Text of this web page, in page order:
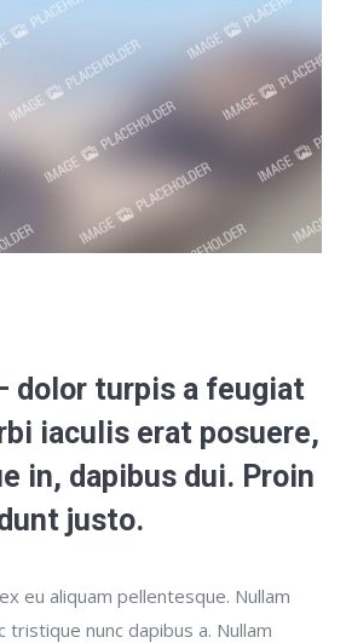
dolor turpis a feugiat
iaculis erat posuere,
in, dapibus dui. Proin
justo.
eu aliquam pellentesque. Nullam
tristique nunc dapibus a. Nullam